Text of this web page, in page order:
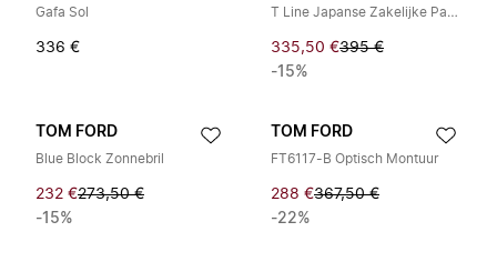
Gafa Sol
336 €
T Line Japanse Zakelijke Pasjeshouder
335,50 €395 €
-15%
TOM FORD
Blue Block Zonnebril
232 €273,50 €
-15%
TOM FORD
FT6117-B Optisch Montuur
288 €367,50 €
-22%